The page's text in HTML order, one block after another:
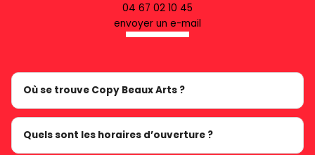
04 67 02 10 45
envoyer un e-mail
Où se trouve Copy Beaux Arts ?
Quels sont les horaires d’ouverture ?